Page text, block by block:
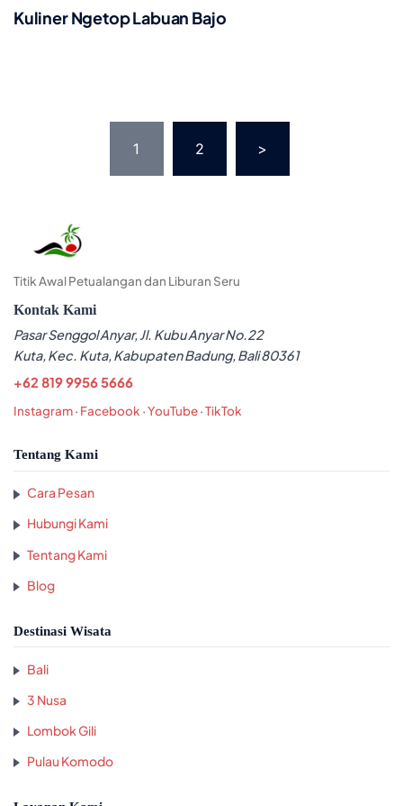
Kuliner Ngetop Labuan Bajo
1 2 >
Titik Awal Petualangan dan Liburan Seru
Kontak Kami
Pasar Senggol Anyar, Jl. Kubu Anyar No.22
Kuta, Kec. Kuta, Kabupaten Badung, Bali 80361
+62 819 9956 5666
Instagram· Facebook ·YouTube·TikTok
Tentang Kami
Cara Pesan
Hubungi Kami
Tentang Kami
Blog
Destinasi Wisata
Bali
3 Nusa
Lombok Gili
Pulau Komodo